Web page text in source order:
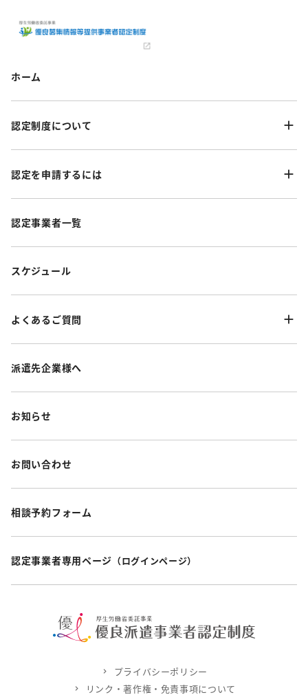
ホーム
認定制度について
認定を申請するには
認定事業者一覧
スケジュール
よくあるご質問
派遣先企業様へ
お知らせ
お問い合わせ
相談予約フォーム
認定事業者専用ページ （ログインページ）
プライバシーポリシー
リンク・著作権・免責事項について